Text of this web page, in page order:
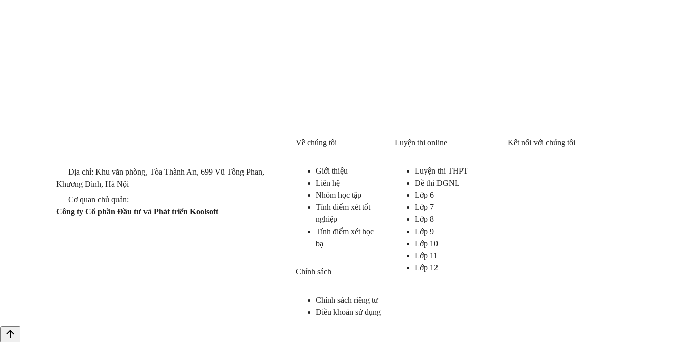
Địa chỉ: Khu văn phòng, Tòa Thành An, 699 Vũ Tông Phan,
Khương Đình, Hà Nội
Cơ quan chủ quản:
Công ty Cổ phần Đầu tư và Phát triển Koolsoft
Về chúng tôi
Giới thiệu
Liên hệ
Nhóm học tập
Tính điểm xét tốt
nghiệp
Tính điểm xét học
bạ
Chính sách
Chính sách riêng tư
Điều khoản sử dụng
Luyện thi online
Luyện thi THPT
Đề thi ĐGNL
Lớp 6
Lớp 7
Lớp 8
Lớp 9
Lớp 10
Lớp 11
Lớp 12
Kết nối với chúng tôi